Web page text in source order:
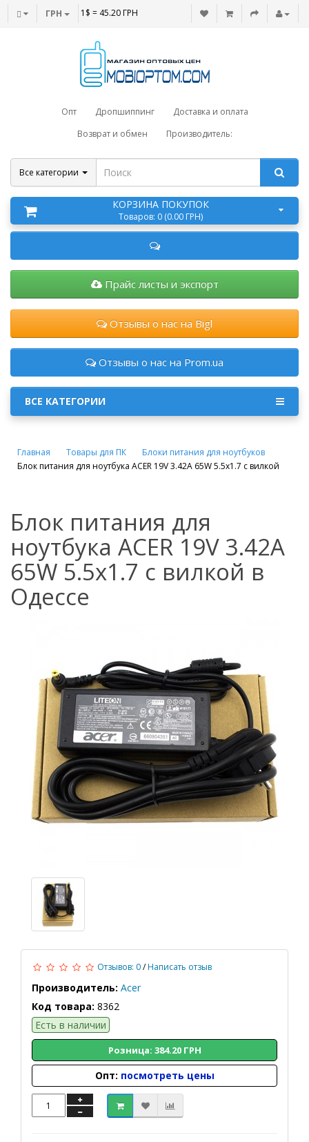
ГРН 1$ = 45.20 ГРН
Опт Дропшиппинг
Доставка и оплата
Возврат и обмен
Производитель:
Все категории
КОРЗИНА ПОКУПОК
Товаров: 0 (0.00 ГРН)
Прайс листы и экспорт
Отзывы о нас на Bigl
Отзывы о нас на Prom.ua
ВСЕ КАТЕГОРИИ
Главная Товары для ПК
Блоки питания для ноутбуков
Блок питания для ноутбука ACER 19V 3.42A 65W 5.5x1.7 с вилкой
Блок питания для
ноутбука ACER 19V 3.42A
65W 5.5x1.7 с вилкой в
Одессе
Отзывов: 0/Написать отзыв
Производитель: Acer
Код товара: 8362
Есть в наличии
Розница: 384.20 ГРН
Опт: посмотреть цены